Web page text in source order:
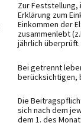
Zur Feststellung,
Erklärung zum
Einkommen der
zusammenlebt
jährlich überprüft.
Bei getrennt
berücksichtigen,
Die
sich nach dem
dem 1. des